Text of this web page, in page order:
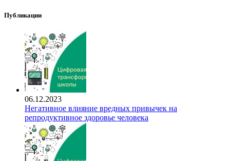
Публикации
06.12.2023
Негативное влияние вредных привычек на
репродуктивное здоровье человека